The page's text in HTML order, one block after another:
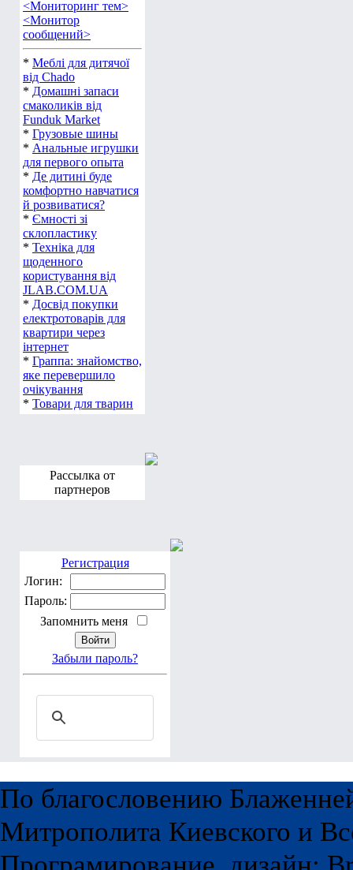
<Мониторинг тем>
<Монитор
сообщений>
*Меблі для дитячої
від Chado
*Домашні запаси
смаколиків від
Funduk Market
* Грузовые шины
*Анальные игрушки
для первого опыта
*Де дитині буде
комфортно навчатися
й розвиватися?
*Ємності зі
склопластику
*Техніка для
щоденного
користування від
JLAB.COM.UA
*Досвід покупки
електротоварів для
квартири через
інтернет
*Граппа: знайомство,
яке перевершило
очікування
Рассылка от
Регистрация
Логин:
Пароль:
Запомнить меня
Забыли пароль?
По благословению
Митрополита Киевского и